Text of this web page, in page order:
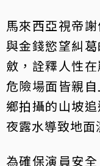
馬來西亞視帝
與金錢慾望糾
斂，詮釋人性
危險場面皆親
鄉拍攝的山坡
夜露水導致地面
為確保演員安